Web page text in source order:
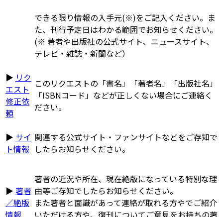
できる限り情報の入手元(※)をご記入ください。ま
た、刊行予定日はわかる範囲でお知らせください。
(※ 著者や出版社の公式サイト、ニュースサイト、
テレビ・雑誌・新聞など）
▶ リク
エスト
修正依
頼
このリクエストの「書名」「著者名」「出版社名」
「ISBNコード」などが正しくない場合にご連絡く
ださい。
▶ サイ
ト情報
関連する公式サイト・ファンサイトなどをご存知で
したらお知らせください。
▶ 著者
／絶版
情報
著者の近況や所在、現在絶版になっている特別な理
由等ご存知でしたらお知らせください。
また著者と面識があって連絡が取れる方やでご紹介
いただける方や、復刊についてご意見をお持ちの著